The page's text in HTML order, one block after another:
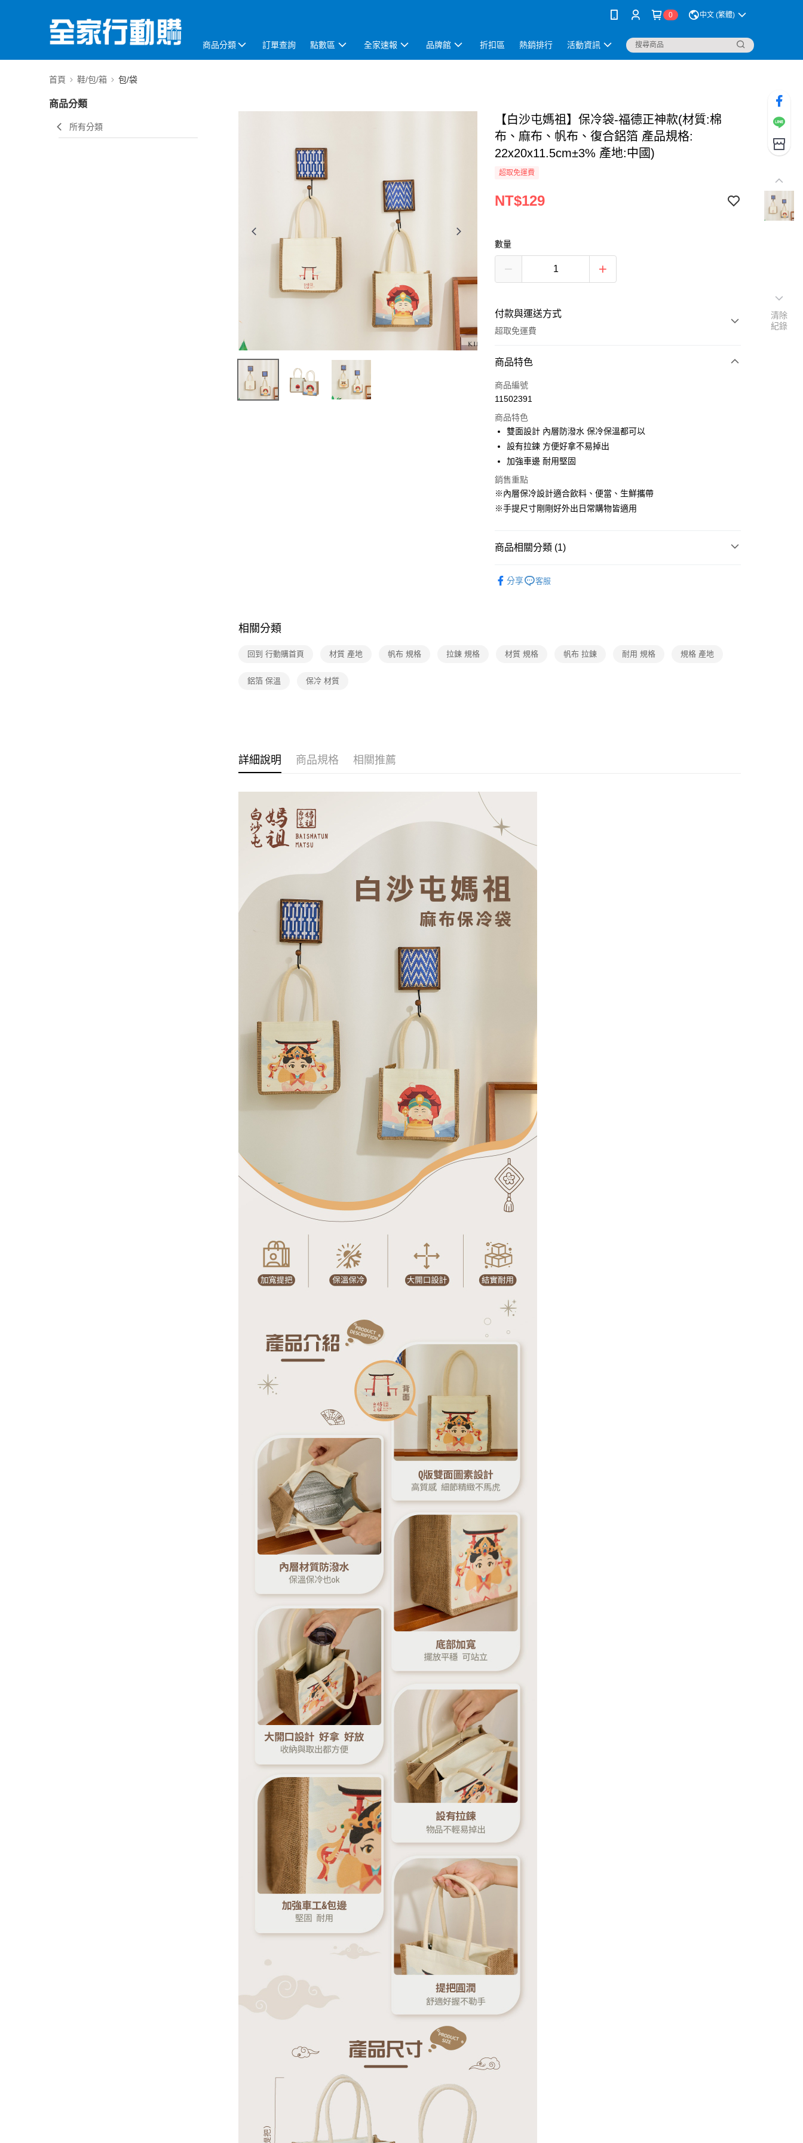
0 中文 (繁體)
商品分類 訂單查詢 點數區 全家速報 品牌館 折扣區 熱銷排行 活動資訊
首頁 鞋/包/箱 包/袋
商品分類
所有分類
【白沙屯媽祖】保冷袋-福德正神款(材質:棉
布、麻布、帆布、復合鋁箔 產品規格:
22x20x11.5cm±3% 產地:中國)
超取免運費
NT$129
數量
付款與運送方式
超取免運費
付款方式
全家線上支付
運送方式
全家取貨付款
免運費
常溫-付款後全家取貨
商品特色
商品編號
11502391
商品特色
雙面設計 內層防潑水 保冷保溫都可以
設有拉鍊 方便好拿不易掉出
加強車邊 耐用堅固
銷售重點
※內層保冷設計適合飲料、便當、生鮮攜帶
※手提尺寸剛剛好外出日常購物皆適用
商品相關分類 (1)
分享
客服
相關分類
回到 行動購首頁 材質 產地 帆布 規格 拉鍊 規格 材質 規格 帆布 拉鍊 耐用 規格 規格 產地
鋁箔 保溫 保冷 材質
詳細說明 商品規格 相關推薦
清除
紀錄